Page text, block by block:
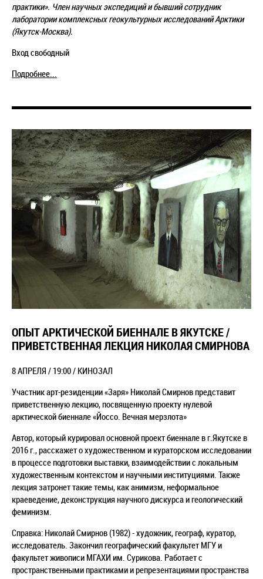
практики». Член научных экспедиций и бывший сотрудник
лаборатории комплексных геокультурных исследований Арктики
(Якутск-Москва).
Вход свободный
Подробнее...
ОПЫТ АРКТИЧЕСКОЙ БИЕННАЛЕ В ЯКУТСКЕ /
ПРИВЕТСТВЕННАЯ ЛЕКЦИЯ НИКОЛАЯ СМИРНОВА
8 АПРЕЛЯ / 19:00 / КИНОЗАЛ
Участник арт-резиденции «Заря» Николай Смирнов представит
приветственную лекцию, посвященную проекту нулевой
арктической биеннале «Йоссо. Вечная мерзлота»
Автор, который курировал основной проект биеннале в г.Якутске в
2016 г., расскажет о художественном и кураторском исследовании
в процессе подготовки выставки, взаимодействии с локальным
художественным контекстом и научными институциями. Также
лекция затронет такие темы, как анимизм, неформальное
краеведение, деконструкция научного дискурса и геологический
феминизм.
Справка: Николай Смирнов (1982) - художник, географ, куратор,
исследователь. Закончил географический факультет МГУ и
факультет живописи МГАХИ им. Сурикова. Работает с
пространственными практиками и репрезентациями пространства